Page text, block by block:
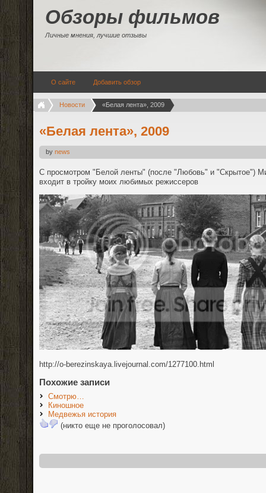
Обзоры фильмов
Личные мнения, лучшие отзывы
О сайте Добавить обзор
Новости «Белая лента», 2009
«Белая лента», 2009
by news
С просмотром "Белой ленты" (после "Любовь" и "Скрытое")
входит в тройку моих любимых режиссеров
http://o-berezinskaya.livejournal.com/1277100.html
Похожие записи
Смотрю…
Киношное
Медвежья история
(никто еще не проголосовал)